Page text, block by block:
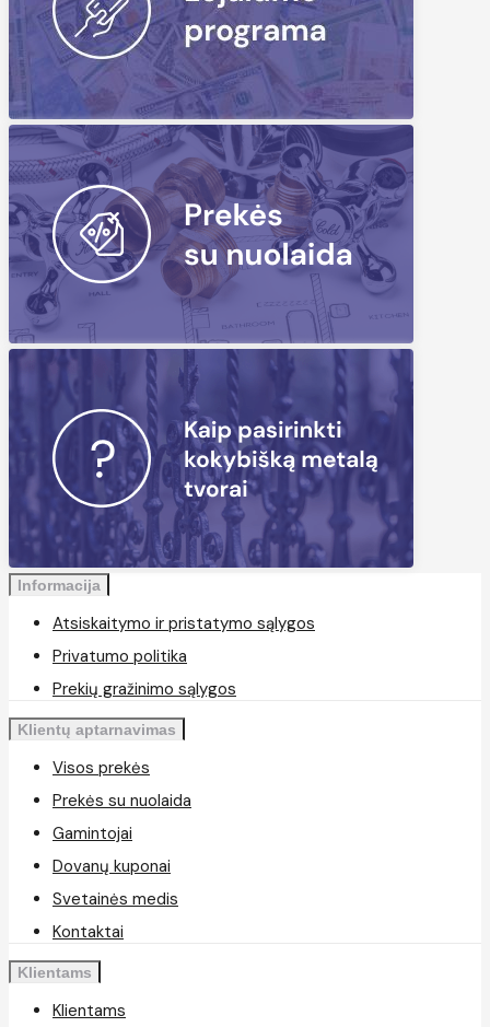
Informacija
Atsiskaitymo ir pristatymo sąlygos
Privatumo politika
Prekių gražinimo sąlygos
Klientų aptarnavimas
Visos prekės
Prekės su nuolaida
Gamintojai
Dovanų kuponai
Svetainės medis
Kontaktai
Klientams
Klientams